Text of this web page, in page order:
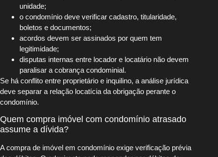
unidade;
o condomínio deve verificar cadastro, titularidade,
boletos e documentos;
acordos devem ser assinados por quem tem
legitimidade;
disputas internas entre locador e locatário não devem
paralisar a cobrança condominial.
Se há conflito entre proprietário e inquilino, a análise jurídica
deve separar a relação locatícia da obrigação perante o
condomínio.
Quem compra imóvel com condomínio atrasado
assume a dívida?
A compra de imóvel em condomínio exige verificação prévia